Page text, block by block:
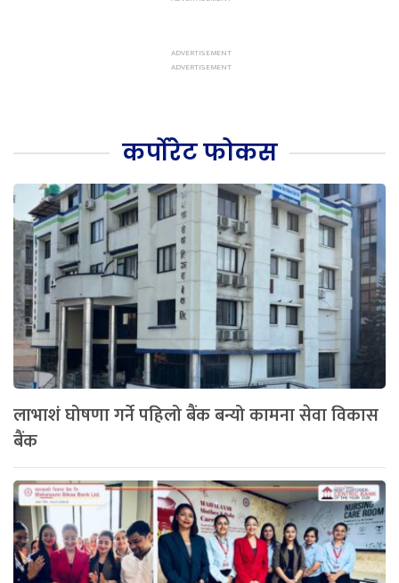
कर्पोरेट फोकस
लाभाशं घोषणा गर्ने पहिलो बैंक बन्यो कामना सेवा विकास
बैंक